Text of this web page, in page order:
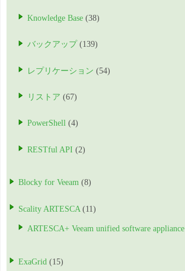
Knowledge Base (38)
バックアップ (139)
レプリケーション (54)
リストア (67)
PowerShell (4)
RESTful API (2)
Blocky for Veeam (8)
Scality ARTESCA (11)
ARTESCA+ Veeam unified software appliance
ExaGrid (15)